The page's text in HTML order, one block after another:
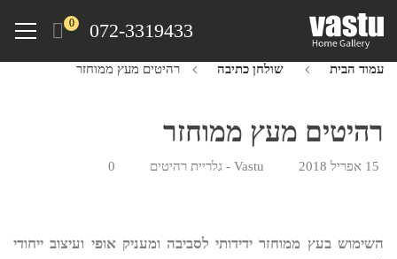
072-3319433
0
Menu
עמוד הבית שולחן כתיבה רהיטים מעץ ממוחזר
רהיטים מעץ ממוחזר
15 אפריל 2018 Vastu - גלריית רהיטים
השימוש בעץ ממוחזר ידידותי לסביבה ומעניק אופי ועיצוב ייחודי